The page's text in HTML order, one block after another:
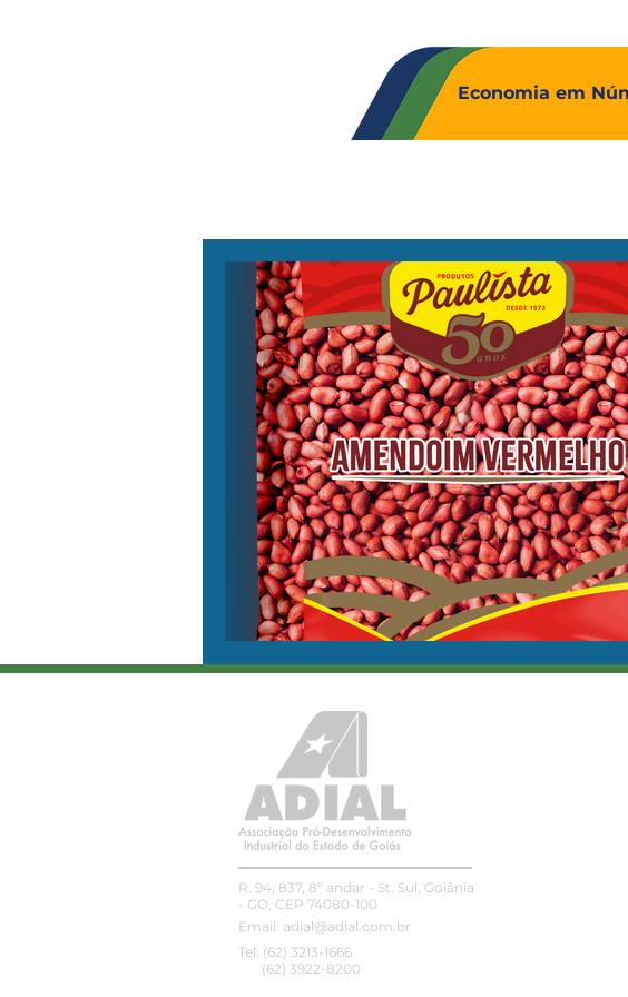
Economia em
R. 94, 837, 8º andar - St. Sul, Goiânia
- GO, CEP 74080-100
Email: adial@adial.com.br
Tel: (62) 3213-1666
(62) 3922-8200